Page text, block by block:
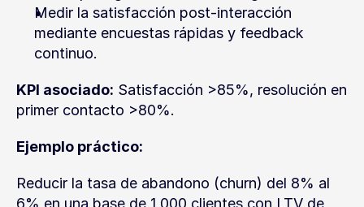
Medir la satisfacción post-interacción
mediante encuestas rápidas y feedback
continuo.
KPI asociado: Satisfacción >85%, resolución en
primer contacto >80%.
Ejemplo práctico:
Reducir la tasa de abandono (churn) del 8% al
6% en una base de 1.000 clientes con LTV de